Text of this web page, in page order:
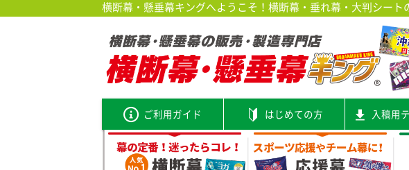
横断幕・懸垂幕キングへようこそ！横断幕・垂れ幕・大判シー
ご利用ガイド はじめての方 入稿用